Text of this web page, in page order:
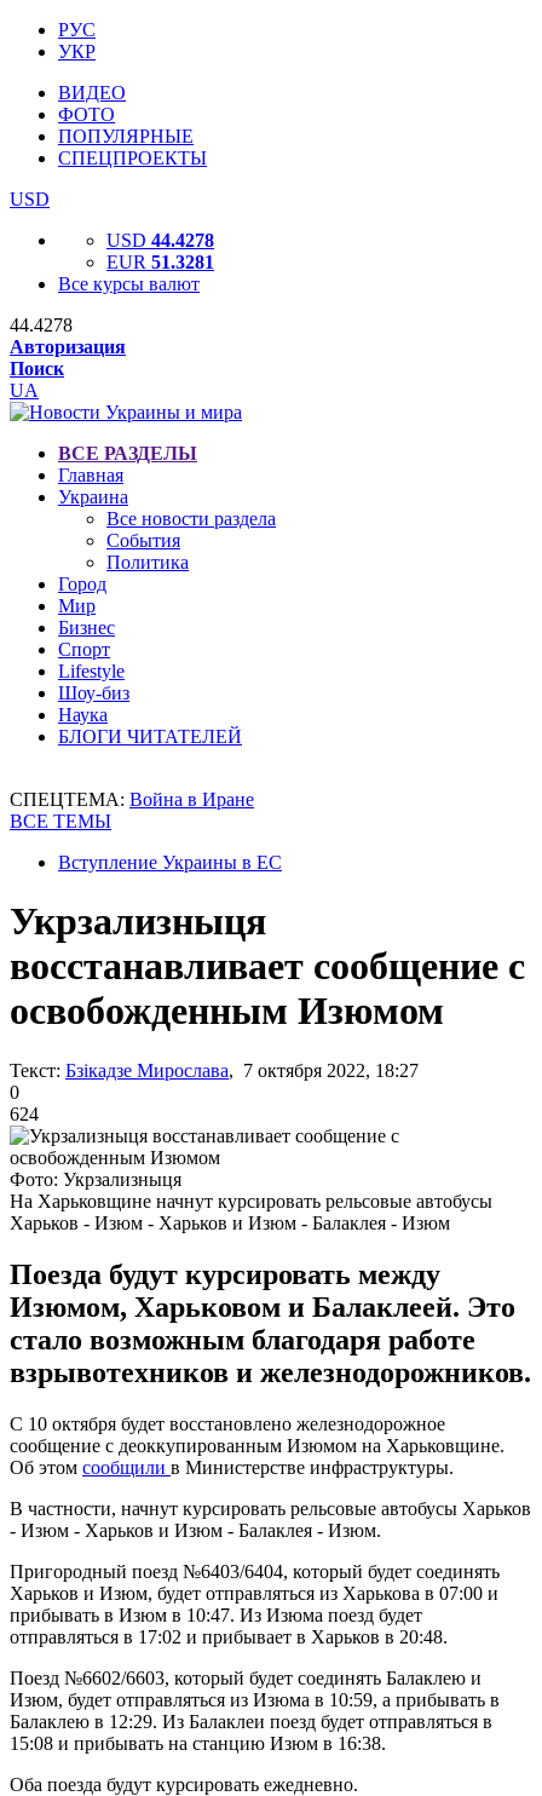
РУС
УКР
ВИДЕО
ФОТО
ПОПУЛЯРНЫЕ
СПЕЦПРОЕКТЫ
USD
USD 44.4278
EUR 51.3281
Все курсы валют
44.4278
Авторизация
Поиск
UA
ВСЕ РАЗДЕЛЫ
Главная
Украина
Все новости раздела
События
Политика
Город
Мир
Бизнес
Спорт
Lifestyle
Шоу-биз
Наука
БЛОГИ ЧИТАТЕЛЕЙ
СПЕЦТЕМА: Война в Иране
ВСЕ ТЕМЫ
Вступление Украины в ЕС
Укрзализныця
восстанавливает сообщение с
освобожденным Изюмом
Текст: Бзікадзе Мирослава, 7 октября 2022, 18:27
0
624
Фото: Укрзализныця
На Харьковщине начнут курсировать рельсовые автобусы
Харьков - Изюм - Харьков и Изюм - Балаклея - Изюм
Поезда будут курсировать между
Изюмом, Харьковом и Балаклеей. Это
стало возможным благодаря работе
взрывотехников и железнодорожников.
С 10 октября будет восстановлено железнодорожное
сообщение с деоккупированным Изюмом на Харьковщине.
Об этом сообщили в Министерстве инфраструктуры.
В частности, начнут курсировать рельсовые автобусы Харьков
- Изюм - Харьков и Изюм - Балаклея - Изюм.
Пригородный поезд №6403/6404, который будет соединять
Харьков и Изюм, будет отправляться из Харькова в 07:00 и
прибывать в Изюм в 10:47. Из Изюма поезд будет
отправляться в 17:02 и прибывает в Харьков в 20:48.
Поезд №6602/6603, который будет соединять Балаклею и
Изюм, будет отправляться из Изюма в 10:59, а прибывать в
Балаклею в 12:29. Из Балаклеи поезд будет отправляться в
15:08 и прибывать на станцию Изюм в 16:38.
Оба поезда будут курсировать ежедневно.